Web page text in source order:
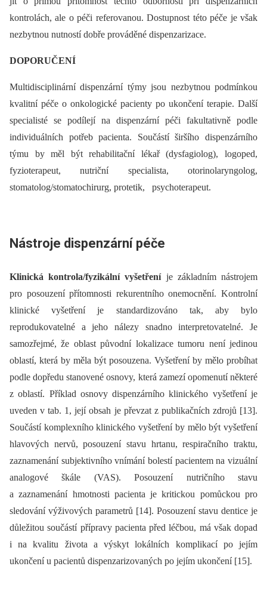
kontrolách, ale o péči referovanou. Dostupnost této péče je však
nezbytnou nutností dobře prováděné dispenzarizace.
DOPORUČENÍ
Multidisciplinární dispenzární týmy jsou nezbytnou podmínkou
kvalitní péče o onkologické pacienty po ukončení terapie. Další
specialisté se podílejí na dispenzární péči fakultativně podle
individuálních potřeb pacienta. Součástí širšího dispenzárního
týmu by měl být rehabilitační lékař (dysfagiolog), logoped,
fyzioterapeut, nutriční specialista, otorinolaryngolog,
stomatolog/stomatochirurg, protetik, psychoterapeut.
Nástroje dispenzární péče
Klinická kontrola/fyzikální vyšetřeníje základním nástrojem
pro posouzení přítomnosti rekurentního onemocnění. Kontrolní
klinické vyšetření je standardizováno tak, aby bylo
reprodukovatelné a jeho nálezy snadno interpretovatelné. Je
samozřejmé, že oblast původní lokalizace tumoru není jedinou
oblastí, která by měla být posouzena. Vyšetření by mělo probíhat
podle dopředu stanovené osnovy, která zamezí opomenutí ně­kte­ré
z oblastí. Příklad osnovy dispenzárního klinického vyšetření je
uveden v tab. 1, její obsah je převzat z publikačních zdrojů [13].
Součástí komplexního klinického vyšetření by mělo být vyšetření
hlavových nervů, posouzení stavu hrtanu, respiračního traktu,
zaznamenání subjektivního vnímání bolestí pacientem na vizuální
analogové škále (VAS). Posouzení nutričního stavu
a zaznamenání hmotnosti pacienta je kritickou pomůckou pro
sledování výživových parametrů [14]. Posouzení stavu dentice je
důležitou součástí přípravy pacienta před léčbou, má však dopad
i na kvalitu života a výskyt lokálních komplikací po jejím
ukončení u pacientů dispenzarizovaných po jejím ukončení [15].